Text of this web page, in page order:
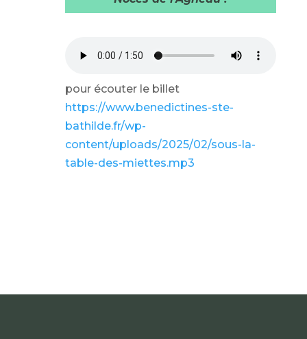
pour écouter le billet
https://www.benedictines-ste-
bathilde.fr/wp-
content/uploads/2025/02/sous-la-
table-des-miettes.mp3